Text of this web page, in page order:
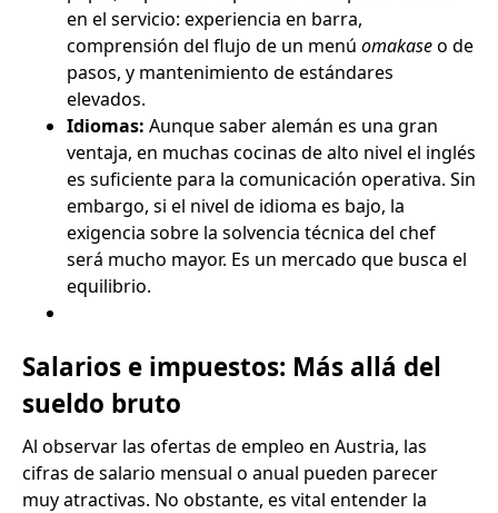
en el servicio: experiencia en barra,
comprensión del flujo de un menú omakaseo de
pasos, y mantenimiento de estándares
elevados.
Idiomas: Aunque saber alemán es una gran
ventaja, en muchas cocinas de alto nivel el inglés
es suficiente para la comunicación operativa. Sin
embargo, si el nivel de idioma es bajo, la
exigencia sobre la solvencia técnica del chef
será mucho mayor. Es un mercado que busca el
equilibrio.
Salarios e impuestos: Más allá del
sueldo bruto
Al observar las ofertas de empleo en Austria, las
cifras de salario mensual o anual pueden parecer
muy atractivas. No obstante, es vital entender la